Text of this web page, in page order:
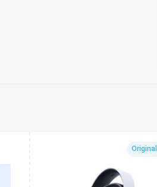
Original